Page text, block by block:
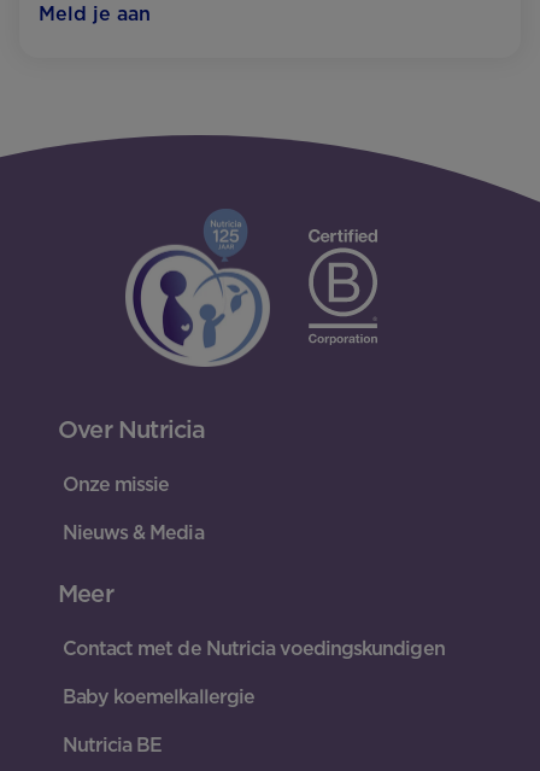
Meld je aan
Over Nutricia
Onze missie
Nieuws & Media
Meer
Contact met de Nutricia voedingskundigen
Baby koemelkallergie
Nutricia BE